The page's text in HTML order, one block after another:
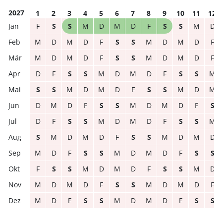
2027 1 2 3 4 5 6 7 8 9 10 11
12
F
S S M D M D F S S M
D
M
D M D F S S M D M D
F
M
D M D F S S M D M D
F
D
F S S M D M D F S S
M
S
S M D M D F S S M D
M
D
M D F S S M D M D F
S
D
F S S M D M D F S S
M
S
M D M D F S S M D M
D
M
D F S S M D M D F S
S
F
S S M D M D F S S M
D
M
D M D F S S M D M D
F
M
D F S S M D M D F S S